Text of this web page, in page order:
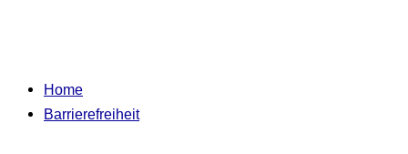
Home
Barrierefreiheit